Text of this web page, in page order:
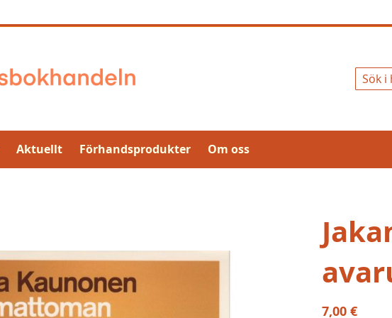
Aktuellt Förhandsprodukter Om oss
7,00 €